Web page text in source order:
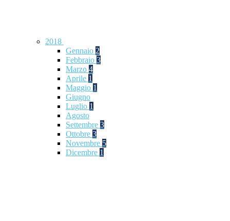
2018
Gennaio 2
Febbraio 3
Marzo 4
Aprile 1
Maggio 1
Giugno
Luglio 1
Agosto
Settembre 3
Ottobre 3
Novembre 5
Dicembre 1